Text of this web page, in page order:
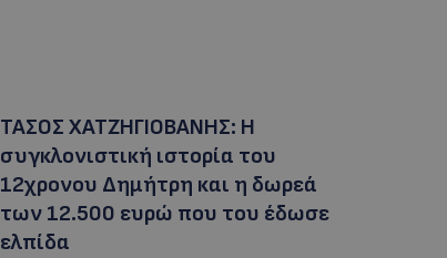
ΤΑΣΟΣ ΧΑΤΖΗΓΙΟΒΑΝΗΣ: Η
συγκλονιστική ιστορία του
12χρονου Δημήτρη και η δωρεά
των 12.500 ευρώ που του έδωσε
ελπίδα